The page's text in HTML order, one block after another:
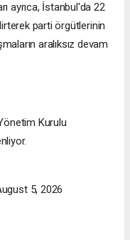
ayrıca, İstanbul'da 22
parti örgütlerinin
aralıksız devam
Kurulu
5, 2026